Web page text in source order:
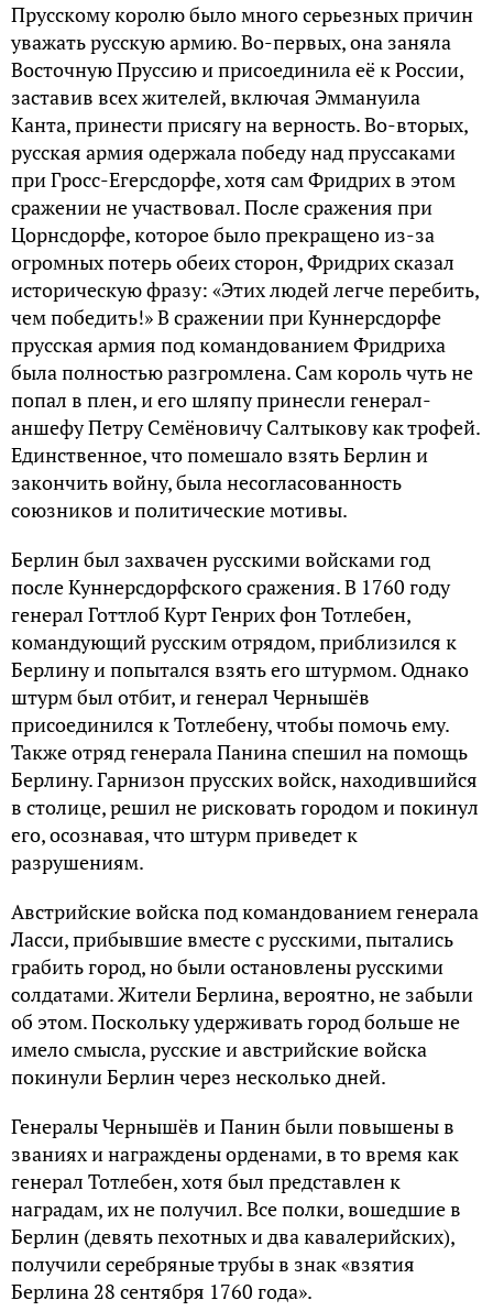
Прусскому королю было много серьезных причин
уважать русскую армию. Во-первых, она заняла
Восточную Пруссию и присоединила её к России,
заставив всех жителей, включая Эммануила
Канта, принести присягу на верность. Во-вторых,
русская армия одержала победу над пруссаками
при Гросс-Егерсдорфе, хотя сам Фридрих в этом
сражении не участвовал. После сражения при
Цорнсдорфе, которое было прекращено из-за
огромных потерь обеих сторон, Фридрих сказал
историческую фразу: «Этих людей легче перебить,
чем победить!» В сражении при Куннерсдорфе
прусская армия под командованием Фридриха
была полностью разгромлена. Сам король чуть не
попал в плен, и его шляпу принесли генерал-
аншефу Петру Семёновичу Салтыкову как трофей.
Единственное, что помешало взять Берлин и
закончить войну, была несогласованность
союзников и политические мотивы.
Берлин был захвачен русскими войсками год
после Куннерсдорфского сражения. В 1760 году
генерал Готтлоб Курт Генрих фон Тотлебен,
командующий русским отрядом, приблизился к
Берлину и попытался взять его штурмом. Однако
штурм был отбит, и генерал Чернышёв
присоединился к Тотлебену, чтобы помочь ему.
Также отряд генерала Панина спешил на помощь
Берлину. Гарнизон прусских войск, находившийся
в столице, решил не рисковать городом и покинул
его, осознавая, что штурм приведет к
разрушениям.
Австрийские войска под командованием генерала
Ласси, прибывшие вместе с русскими, пытались
грабить город, но были остановлены русскими
солдатами. Жители Берлина, вероятно, не забыли
об этом. Поскольку удерживать город больше не
имело смысла, русские и австрийские войска
покинули Берлин через несколько дней.
Генералы Чернышёв и Панин были повышены в
званиях и награждены орденами, в то время как
генерал Тотлебен, хотя был представлен к
наградам, их не получил. Все полки, вошедшие в
Берлин (девять пехотных и два кавалерийских),
получили серебряные трубы в знак «взятия
Берлина 28 сентября 1760 года».